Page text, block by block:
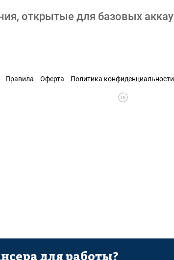
открытые для базовых
Правила Оферта Политика конфиденциальности
для работы?